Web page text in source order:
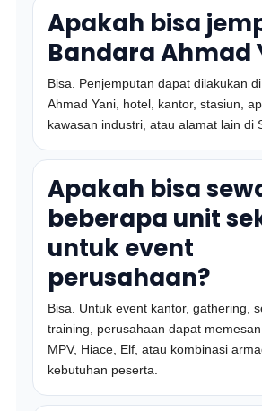
Apakah bisa
Bandara Ahmad
Bisa. Penjemputan dapat dilakukan
Ahmad Yani, hotel, kantor, stasiun,
kawasan industri, atau alamat lain di
Apakah bisa
beberapa unit
untuk event
perusahaan?
Bisa. Untuk event kantor, gathering,
training, perusahaan dapat
MPV, Hiace, Elf, atau kombinasi
kebutuhan peserta.